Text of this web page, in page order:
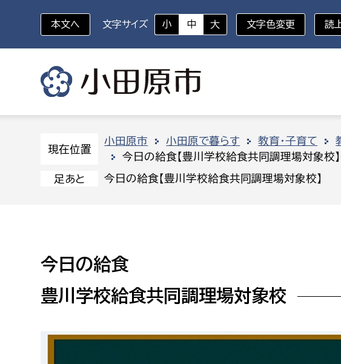
いざというときに
休日救急外来 防災・ハザード
対象者を選択
新生児・乳幼児
高校生・大学生など
分野を選
戸籍
組織から探す
本文へ 文字サイズ 小 中 大 文字色変更 読
現在位置
小田原市 小田原で暮らす 教育・子育て
今日の給食【豊川学校給食共同調理場対象校】
足あと 今日の給食【豊川学校給食共同調理場対象校】
今日の給食
豊川学校給食共同調理場対象校